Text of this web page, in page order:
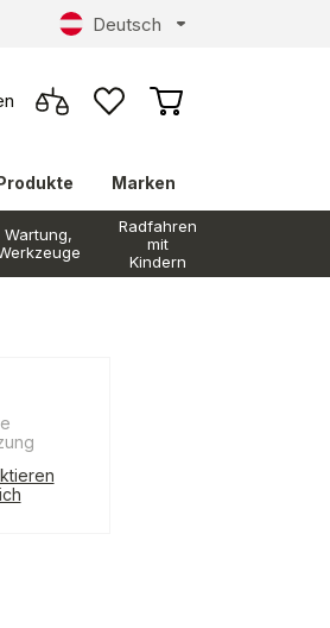
Deutsch
Marken
Wartung,
Radfahren
mit
Kindern